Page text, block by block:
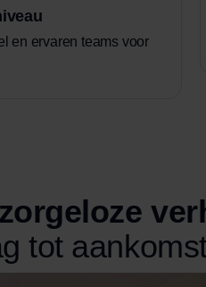
en ervaren teams voor
tot